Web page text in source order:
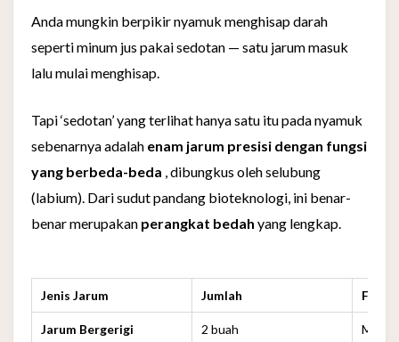
Anda mungkin berpikir nyamuk menghisap darah
seperti minum jus pakai sedotan — satu jarum masuk
lalu mulai menghisap.
Tapi ‘sedotan’ yang terlihat hanya satu itu pada nyamuk
sebenarnya adalah enam jarum presisi dengan fungsi
yang berbeda-beda , dibungkus oleh selubung
(labium). Dari sudut pandang bioteknologi, ini benar-
benar merupakan perangkat bedah yang lengkap.
Jenis Jarum Jumlah
Jarum Bergerigi
2 buah